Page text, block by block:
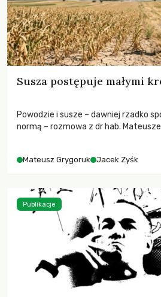
Susza postępuje małymi
Powodzie i susze – dawniej rzadko
normą – rozmowa z dr hab.
Mateusz Grygoruk Jacek Zyśk
Publikacje